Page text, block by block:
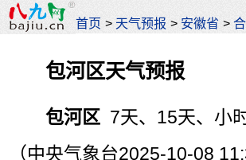
首页 > 天气预报 > 安徽省 >
包河区天气预报
包河区 7天、15天、小
（中央气象台2025-10-08